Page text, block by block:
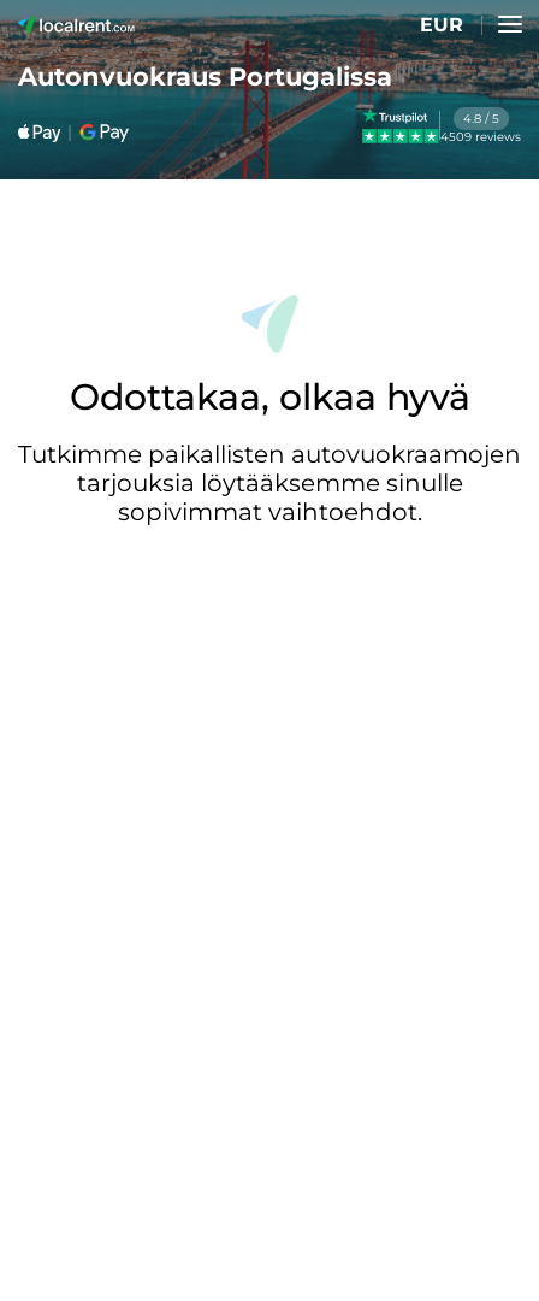
EUR
Autonvuokraus Portugalissa
4.8 / 5
4509 reviews
Odottakaa, olkaa hyvä
Tutkimme paikallisten autovuokraamojen
tarjouksia löytääksemme sinulle
sopivimmat vaihtoehdot.